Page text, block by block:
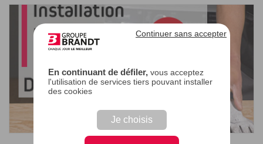
En continuant de défiler,vous acceptez
l'utilisation de services tiers pouvant installer
des cookies
Je choisis
Continuer sans accepter